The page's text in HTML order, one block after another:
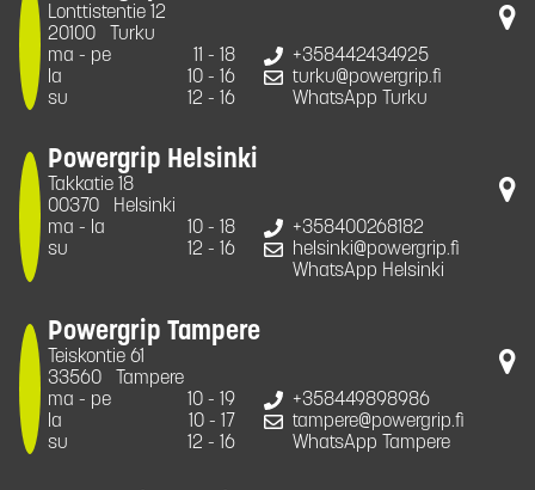
Lonttistentie 12
20100
Turku
ma - pe
11 - 18
la
10 - 16
su
12 - 16
+358442434925
turku@powergrip.fi
WhatsApp Turku
Powergrip Helsinki
Takkatie 18
00370
Helsinki
ma - la
10 - 18
su
12 - 16
+358400268182
helsinki@powergrip.fi
WhatsApp Helsinki
Powergrip Tampere
Teiskontie 61
33560
Tampere
ma - pe
10 - 19
la
10 - 17
su
12 - 16
+358449898986
tampere@powergrip.fi
WhatsApp Tampere